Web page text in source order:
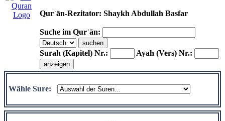
Qurʾān-Rezitator: Shaykh Abdullah Basfar
Suche im Qurʾān:
Surah (Kapitel) Nr.: Ayah (Vers) Nr.:
Wähle Sure: